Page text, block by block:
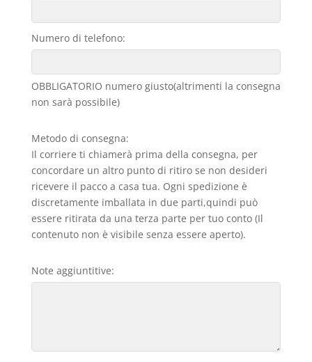
Numero di telefono:
OBBLIGATORIO numero giusto(altrimenti la consegna
non sarà possibile)
Metodo di consegna:
Il corriere ti chiamerà prima della consegna, per
concordare un altro punto di ritiro se non desideri
ricevere il pacco a casa tua. Ogni spedizione è
discretamente imballata in due parti,quindi può
essere ritirata da una terza parte per tuo conto (Il
contenuto non è visibile senza essere aperto).
Note aggiuntitive: